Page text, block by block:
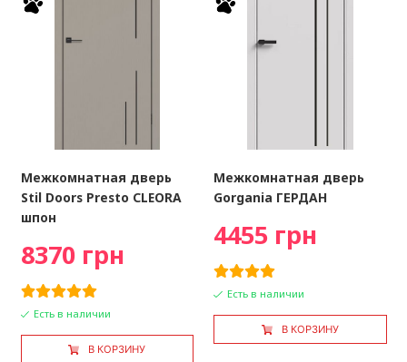
Межкомнатная дверь
Stil Doors Presto СLEORA
шпон
8370 грн
Есть в наличии
В КОРЗИНУ
Межкомнатная дверь
Gorgania ГЕРДАН
4455 грн
Есть в наличии
В КОРЗИНУ